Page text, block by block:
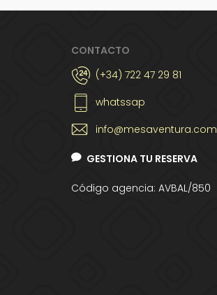
CONTACTO
(+34) 722 47 29 81
whatssap
info@mesaventura.com
GESTIONA TU RESERVA
Código agencia: AVBAL/850